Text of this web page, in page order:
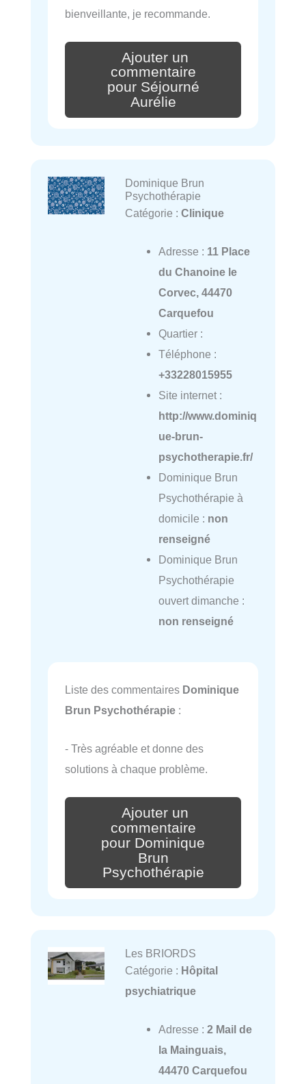
bienveillante, je recommande.
Ajouter un
commentaire
pour Séjourné
Aurélie
Dominique Brun
Psychothérapie
Catégorie : Clinique
Adresse : 11 Place
du Chanoine le
Corvec, 44470
Carquefou
Quartier :
Téléphone :
+33228015955
Site internet :
http://www.dominiq
ue-brun-
psychotherapie.fr/
Dominique Brun
Psychothérapie à
domicile : non
renseigné
Dominique Brun
Psychothérapie
ouvert dimanche :
non renseigné
Liste des commentaires Dominique
Brun Psychothérapie :
- Très agréable et donne des
solutions à chaque problème.
Ajouter un
commentaire
pour Dominique
Brun
Psychothérapie
Les BRIORDS
Catégorie : Hôpital
psychiatrique
Adresse : 2 Mail de
la Mainguais,
44470 Carquefou